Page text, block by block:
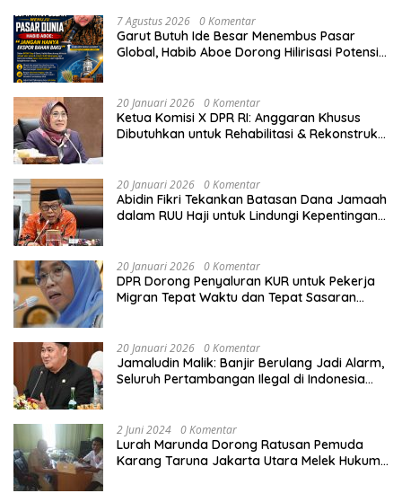
7 Agustus 2026 0 Komentar
Garut Butuh Ide Besar Menembus Pasar
Global, Habib Aboe Dorong Hilirisasi Potensi
20 Januari 2026 0 Komentar
Ketua Komisi X DPR RI: Anggaran Khusus
Dibutuhkan untuk Rehabilitasi & Rekonstruksi
20 Januari 2026 0 Komentar
Abidin Fikri Tekankan Batasan Dana Jamaah
dalam RUU Haji untuk Lindungi Kepentingan
20 Januari 2026 0 Komentar
DPR Dorong Penyaluran KUR untuk Pekerja
Migran Tepat Waktu dan Tepat Sasaran
20 Januari 2026 0 Komentar
Jamaludin Malik: Banjir Berulang Jadi Alarm,
Seluruh Pertambangan Ilegal di Indonesia
2 Juni 2024 0 Komentar
Lurah Marunda Dorong Ratusan Pemuda
Karang Taruna Jakarta Utara Melek Hukum